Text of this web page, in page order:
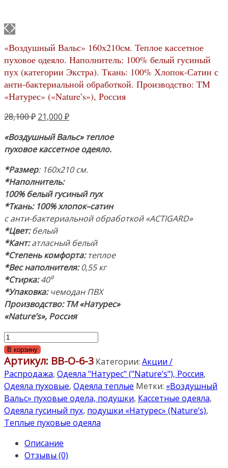
«Воздушный Вальс» 160х210см. Теплое кассетное
пуховое одеяло. Наполнитель: 100% белый гусиный
пух (категории Экстра). Ткань: 100% Хлопок-Сатин с
анти-бактериальной обработкой. Производство: ТМ
«Натурес» («Nature’s»), Россия
28,100₽ Первоначальная
составляла
28,100 ₽.
21,000 ₽Текущая
21,000 ₽.
«Воздушный Вальс» теплое
пуховое кассетное одеяло.
*Размер: 160х210 см.
*Наполнитель:
100% белый гусиный пух
*Ткань: 100% хлопок–сатин
с анти-бактериальной обработкой «ACTIGARD»
*Цвет:белый
*Кант:атласный белый
*Степень комфорта:теплое
*Вес наполнителя:0,55 кг
*Стирка:40⁰
*Упаковка:чемодан ПВХ
Производство: ТМ «Натурес»
«Nature’s», Россия
Количество
товара
«Воздушный
Вальс»
160х210см.
Теплое
кассетное
пуховое
Наполнитель:
100%
В корзину
Артикул: ВВ-О-6-3 Категории: Акции /
Распродажа, Одеяла "Натурес" ("Nature’s"), Россия,
Одеяла пуховые, Одеяла теплые Метки: «Воздушный
Вальс» пуховые одела, подушки, Кассетные одеяла,
Одеяла гусиный пух, подушки «Натурес» (Nature’s),
Теплые пуховые одеяла
Описание
Отзывы (0)